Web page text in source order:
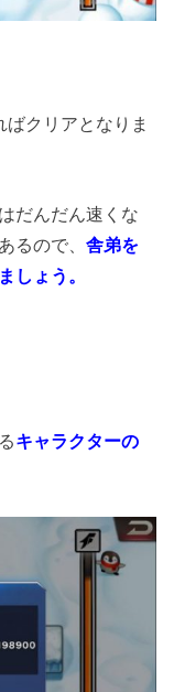
クリアとなりま
だんだん速くな
るので、舎弟を
しょう。
キャラクターの